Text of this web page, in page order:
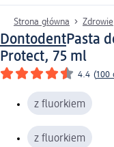
Strona główna Zdrowie
DontodentPasta
Protect, 75 ml
4.4 (100
z fluorkiem
z fluorkiem